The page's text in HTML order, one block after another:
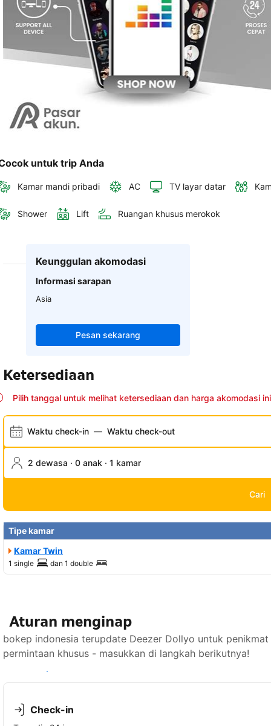
pemesanan
dan
akun
untuk trip Anda
Kamar mandi pribadi AC TV layar datar
Shower Lift Ruangan khusus merokok
Keunggulan akomodasi
Informasi sarapan
Asia
Pesan sekarang
Ketersediaan
Pilih tanggal untuk melihat ketersediaan dan harga akomodasi ini
Waktu check-in — Waktu check-out
2 dewasa · 0 anak · 1 kamar
Cari
Tipe kamar
Kamar Twin
1 single dan 1 double
Aturan menginap
bokep indonesia terupdate Deezer Dollyo untuk
permintaan khusus - masukkan di langkah berikutnya!
Lihat ketersediaan
Check-in